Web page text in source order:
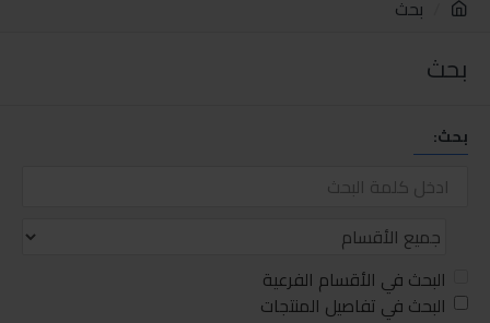
بحث
بحث
بحث:
البحث في الأقسام الفرعية
البحث في تفاصيل المنتجات